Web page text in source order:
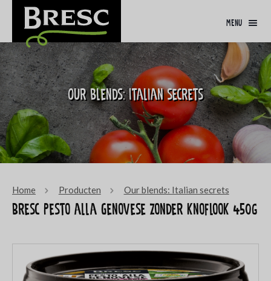
menu
Our blends: Italian secrets
Home Producten Our blends: Italian secrets
Bresc Pesto alla Genovese zonder knoflook 450g